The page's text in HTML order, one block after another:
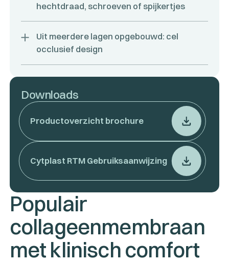
Populair
collageenmembraan
met klinisch comfort
hechtdraad, schroeven of spijkertjes
Uit meerdere lagen opgebouwd: cel
occlusief design
Downloads
Productoverzicht brochure
Cytplast RTM Gebruiksaanwijzing